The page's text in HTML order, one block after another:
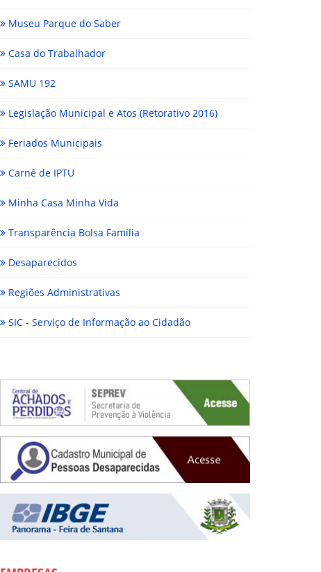
Museu Parque do Saber
Casa do Trabalhador
SAMU 192
Legislação Municipal e Atos (Retorativo 2016)
Feriados Municipais
Carnê de IPTU
Minha Casa Minha Vida
Transparência Bolsa Família
Desaparecidos
Regiões Administrativas
SIC - Serviço de Informação ao Cidadão